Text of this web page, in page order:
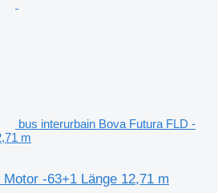
bus interurbain Bova Futura FLD -
m
-63+1 Länge 12,71 m